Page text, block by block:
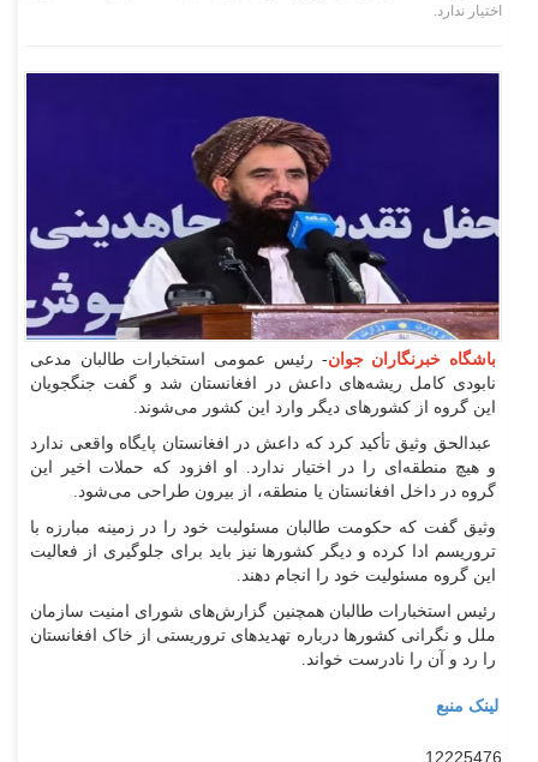
اختیار ندارد.
باشگاه خبرنگاران جوان- رئیس عمومی استخبارات طالبان مدعی
نابودی کامل ریشه‌های داعش در افغانستان شد و گفت جنگجویان
این گروه از کشورهای دیگر وارد این کشور می‌شوند.
عبدالحق وثیق تأکید کرد که داعش در افغانستان پایگاه واقعی ندارد
و هیچ منطقه‌ای را در اختیار ندارد. او افزود که حملات اخیر این
گروه در داخل افغانستان یا منطقه، از بیرون طراحی می‌شود.
وثیق گفت که حکومت طالبان مسئولیت خود را در زمینه مبارزه با
تروریسم ادا کرده و دیگر کشورها نیز باید برای جلوگیری از فعالیت
این گروه مسئولیت خود را انجام دهند.
رئیس استخبارات طالبان همچنین گزارش‌های شورای امنیت سازمان
ملل و نگرانی کشورها درباره تهدیدهای تروریستی از خاک افغانستان
را رد و آن را نادرست خواند.
لینک منبع
12225476